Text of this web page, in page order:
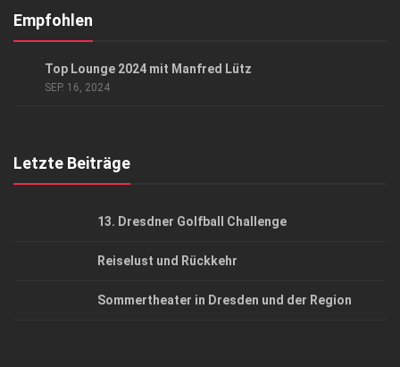
Kontakt, Impressum
Empfohlen
Top Lounge 2024 mit Manfred Lütz
SEP. 16, 2024
Letzte Beiträge
13. Dresdner Golfball Challenge
Reiselust und Rückkehr
Sommertheater in Dresden und der Region